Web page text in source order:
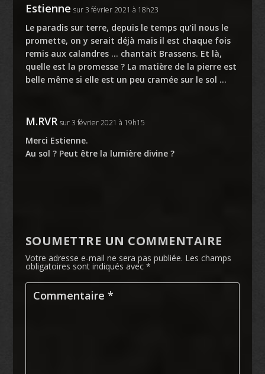
Estienne sur 3 février 2021 à 18h23
Le paradis sur terre, depuis le temps qu’il nous le
promette, on y serait déjà mais il est chaque fois
remis aux calandres … chantait Brassens. Et là,
quelle est la promesse ? La matière de la pierre est
belle même si elle est un peu cramée sur le sol …
M.RVR sur 3 février 2021 à 19h15
Merci Estienne.
Au sol ? Peut être la lumière divine ?
SOUMETTRE UN COMMENTAIRE
Votre adresse e-mail ne sera pas publiée. Les champs
obligatoires sont indiqués avec *